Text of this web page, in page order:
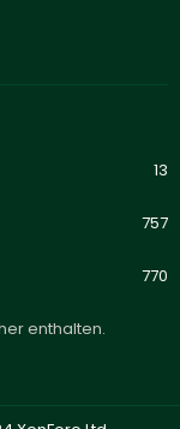
13
757
770
enthalten.